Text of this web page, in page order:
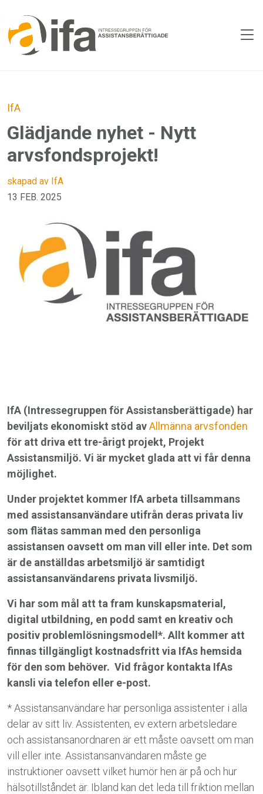
Skip to main content
IfA
Glädjande nyhet - Nytt
arvsfondsprojekt!
skapad av IfA
13 FEB. 2025
IfA (Intressegruppen för Assistansberättigade) har
beviljats ekonomiskt stöd avAllmänna arvsfonden
för att driva ett tre-årigt projekt, Projekt
Assistansmiljö. Vi är mycket glada att vi får denna
möjlighet.
Under projektet kommer IfA arbeta tillsammans
med assistansanvändare utifrån deras privata liv
som flätas samman med den personliga
assistansen oavsett om man vill eller inte. Det som
är de anställdas arbetsmiljö är samtidigt
assistansanvändarens privata livsmiljö.
Vi har som mål att ta fram kunskapsmaterial,
digital utbildning, en podd samt en kreativ och
positiv problemlösningsmodell*. Allt kommer att
finnas tillgängligt kostnadsfritt via IfAs hemsida
för den som behöver. Vid frågor kontakta IfAs
kansli via telefon eller e-post.
* Assistansanvändare har personliga assistenter i alla
delar av sitt liv. Assistenten, ev extern arbetsledare
och assistansanordnaren är ett måste oavsett om man
vill eller inte. Assistansanvändaren måste ge
instruktioner oavsett vilket humör hen är på och hur
hälsotillståndet är. Ibland kan det leda till friktion mellan